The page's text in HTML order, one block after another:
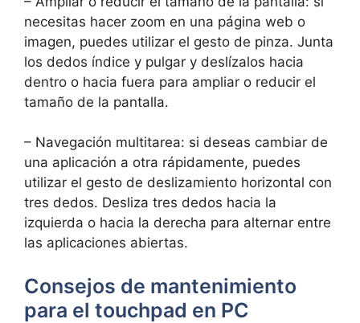
necesitas hacer zoom en una ⁤página web o
imagen, puedes utilizar el gesto‍ de pinza. Junta
los dedos ⁤índice y pulgar y deslízalos hacia
dentro o hacia fuera para ampliar o‌ reducir⁣ el
tamaño de ‍la pantalla.
– Navegación ⁤multitarea: si deseas​ cambiar de‍
una aplicación a otra rápidamente, puedes
utilizar el gesto de deslizamiento horizontal con
tres dedos. Desliza tres dedos hacia‌ la
izquierda o hacia la derecha para ⁤alternar entre
las⁣ aplicaciones‍ abiertas.
Consejos de mantenimiento​
para ⁢el touchpad en PC